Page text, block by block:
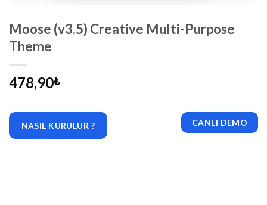
Moose (v3.5) Creative Multi-Purpose
Theme
478,90₺
NASIL KURULUR ? CANLI DEMO